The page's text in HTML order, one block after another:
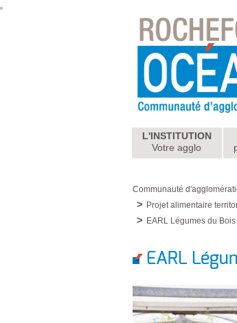
L'INSTITUTION
Votre agglo
Communauté
Projet alimentaire
EARL Légumes du
EARL